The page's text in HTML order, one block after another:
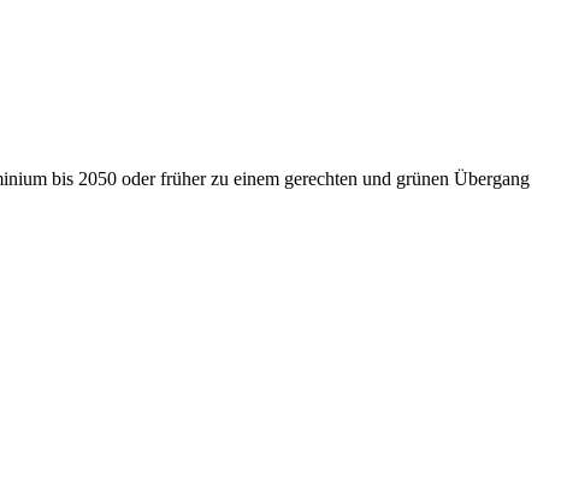
bis 2050 oder früher zu einem gerechten und grünen Übergang